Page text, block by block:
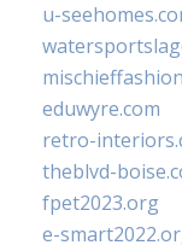
u-
eduwyre.com
retro-
theblvd-
fpet2023.org
e-